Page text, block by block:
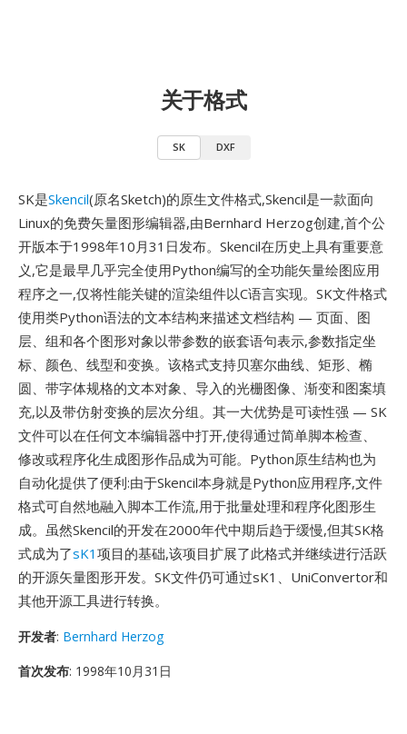
关于格式
SK DXF
SK是Skencil(原名Sketch)的原生文件格式,Skencil是一款面向
Linux的免费矢量图形编辑器,由Bernhard Herzog创建,首个公
开版本于1998年10月31日发布。Skencil在历史上具有重要意
义,它是最早几乎完全使用Python编写的全功能矢量绘图应用
程序之一,仅将性能关键的渲染组件以C语言实现。SK文件格式
使用类Python语法的文本结构来描述文档结构 — 页面、图
层、组和各个图形对象以带参数的嵌套语句表示,参数指定坐
标、颜色、线型和变换。该格式支持贝塞尔曲线、矩形、椭
圆、带字体规格的文本对象、导入的光栅图像、渐变和图案填
充,以及带仿射变换的层次分组。其一大优势是可读性强 — SK
文件可以在任何文本编辑器中打开,使得通过简单脚本检查、
修改或程序化生成图形作品成为可能。Python原生结构也为
自动化提供了便利:由于Skencil本身就是Python应用程序,文件
格式可自然地融入脚本工作流,用于批量处理和程序化图形生
成。虽然Skencil的开发在2000年代中期后趋于缓慢,但其SK格
式成为了sK1 项目的基础,该项目扩展了此格式并继续进行活跃
的开源矢量图形开发。SK文件仍可通过sK1、UniConvertor和
其他开源工具进行转换。
开发者: Bernhard Herzog
首次发布: 1998年10月31日